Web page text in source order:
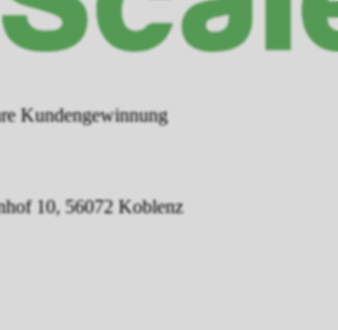
Kundengewinnung
10, 56072 Koblenz